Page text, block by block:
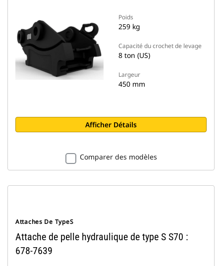
Poids
259 kg
Capacité du crochet de levage
8 ton (US)
Largeur
450 mm
Afficher Détails
Comparer des modèles
Attaches De TypeS
Attache de pelle hydraulique de type S S70 :
678-7639